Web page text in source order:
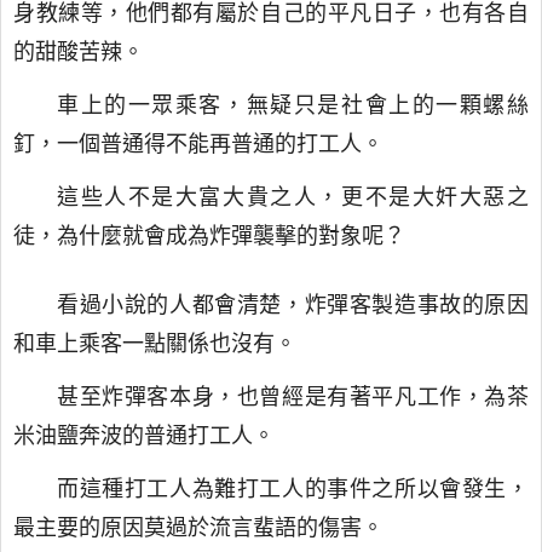
身教練等，他們都有屬於自己的平凡日子，也有各自
的甜酸苦辣。
車上的一眾乘客，無疑只是社會上的一顆螺絲
釘，一個普通得不能再普通的打工人。
這些人不是大富大貴之人，更不是大奸大惡之
徒，為什麼就會成為炸彈襲擊的對象呢？
看過小說的人都會清楚，炸彈客製造事故的原因
和車上乘客一點關係也沒有。
甚至炸彈客本身，也曾經是有著平凡工作，為茶
米油鹽奔波的普通打工人。
而這種打工人為難打工人的事件之所以會發生，
最主要的原因莫過於流言蜚語的傷害。